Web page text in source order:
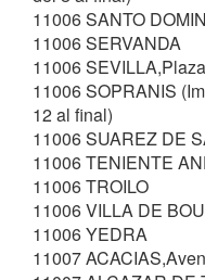
11006 SANTO
11006 SERVANDA
11006 SEVILLA,Plaza
11006 SOPRANIS
12 al final)
11006 SUAREZ DE
11006 TENIENTE
11006 TROILO
11006 VILLA DE
11006 YEDRA
11007